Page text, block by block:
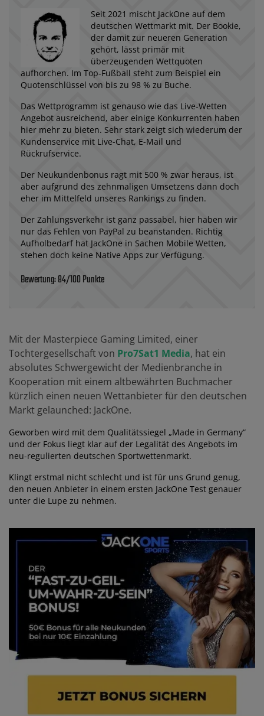
Seit 2021 mischt JackOne auf dem
deutschen Wettmarkt mit. Der Bookie,
der damit zur neueren Generation
gehört, lässt primär mit
überzeugenden Wettquoten
aufhorchen. Im Top-Fußball steht zum Beispiel ein
Quotenschlüssel von bis zu 98 % zu Buche.
Das Wettprogramm ist genauso wie das Live-Wetten
Angebot ausreichend, aber einige Konkurrenten haben
hier mehr zu bieten. Sehr stark zeigt sich wiederum der
Kundenservice mit Live-Chat, E-Mail und
Rückrufservice.
Der Neukundenbonus ragt mit 500 % zwar heraus, ist
aber aufgrund des zehnmaligen Umsetzens dann doch
eher im Mittelfeld unseres Rankings zu finden.
Der Zahlungsverkehr ist ganz passabel, hier haben wir
nur das Fehlen von PayPal zu beanstanden. Richtig
Aufholbedarf hat JackOne in Sachen Mobile Wetten,
stehen doch keine Native Apps zur Verfügung.
Bewertung: 84/100 Punkte
Mit der Masterpiece Gaming Limited, einer
Tochtergesellschaft von Pro7Sat1 Media, hat ein
absolutes Schwergewicht der Medienbranche in
Kooperation mit einem altbewährten Buchmacher
kürzlich einen neuen Wettanbieter für den deutschen
Markt gelaunched: JackOne.
Geworben wird mit dem Qualitätssiegel „Made in Germany“
und der Fokus liegt klar auf der Legalität des Angebots im
neu-regulierten deutschen Sportwettenmarkt.
Klingt erstmal nicht schlecht und ist für uns Grund genug,
den neuen Anbieter in einem ersten JackOne Test genauer
unter die Lupe zu nehmen.